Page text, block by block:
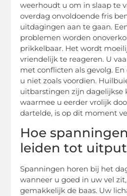
weerhoudt u om in slaap te
overdag onvoldoende fris
uitdagingen aan te gaan.
problemen worden
prikkelbaar. Het wordt
vriendelijk te reageren. U
met conflicten als gevolg.
u niet zoals voordien.
uitbarstingen zijn dagelijkse
waarmee u eerder vrolijk
dartelde, is op dit moment
Hoe
leiden tot
Spanningen horen bij het
wanneer u goed in uw vel
gemakkelijk de baas. Uw